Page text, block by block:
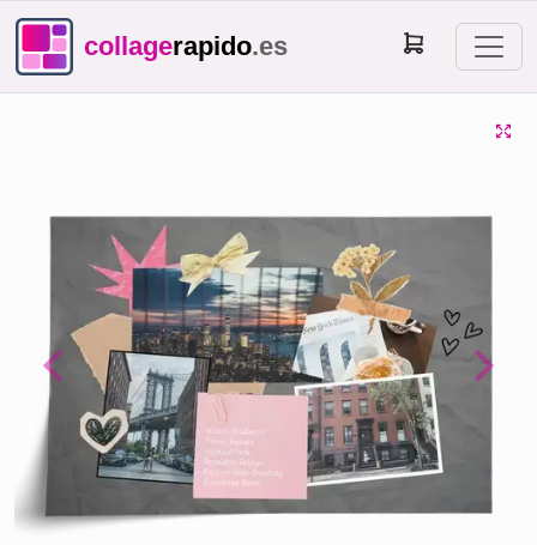
collagerapido.es
Previous Next